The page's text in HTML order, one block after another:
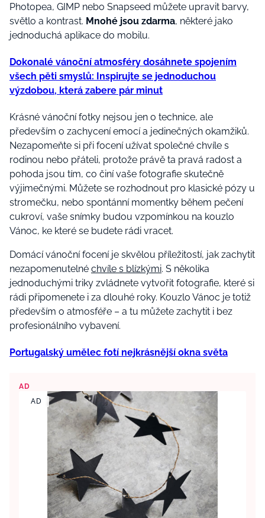
Photopea, GIMP nebo Snapseed můžete upravit barvy,
světlo a kontrast. Mnohé jsou zdarma, některé jako
jednoduchá aplikace do mobilu.
Dokonalé vánoční atmosféry dosáhnete spojením
všech pěti smyslů: Inspirujte se jednoduchou
výzdobou, která zabere pár minut
Krásné vánoční fotky nejsou jen o technice, ale
především o zachycení emocí a jedinečných okamžiků.
Nezapomeňte si při focení užívat společné chvíle s
rodinou nebo přáteli, protože právě ta pravá radost a
pohoda jsou tím, co činí vaše fotografie skutečně
výjimečnými. Můžete se rozhodnout pro klasické pózy u
stromečku, nebo spontánní momentky během pečení
cukroví, vaše snímky budou vzpomínkou na kouzlo
Vánoc, ke které se budete rádi vracet.
Domácí vánoční focení je skvělou příležitostí, jak zachytit
nezapomenutelné chvíle s blízkými. S několika
jednoduchými triky zvládnete vytvořit fotografie, které si
rádi připomenete i za dlouhé roky. Kouzlo Vánoc je totiž
především o atmosféře – a tu můžete zachytit i bez
profesionálního vybavení.
Portugalský umělec fotí nejkrásnější okna světa
AD
AD